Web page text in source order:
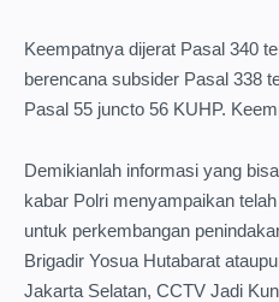
Keempatnya dijerat Pasal 340
berencana subsider Pasal 338
Pasal 55 juncto 56 KUHP.
Demikianlah informasi yang
kabar Polri menyampaikan
untuk perkembangan
Brigadir Yosua Hutabarat
Jakarta Selatan, CCTV Jadi